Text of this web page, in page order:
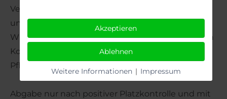
Vermittlungschancen zu erhöhen, sprechen Sie
uns einfach an.
Wir freuen uns über jede Hilfe. Für die anfallenden
Kosten während des Aufenthalts auf der
Pflegestelle kommt der Verein komplett auf.
Abgabe nur nach positiver Platzkontrolle und mit
Akzeptieren
Ablehnen
Weitere Informationen | Impressum